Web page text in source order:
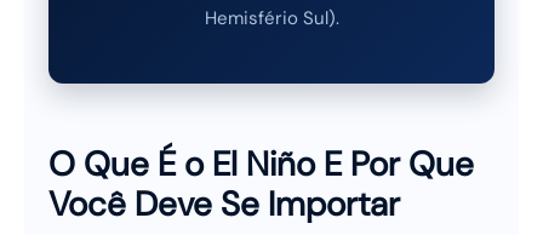
Hemisfério Sul).
O Que É o El Niño E Por Que
Você Deve Se Importar